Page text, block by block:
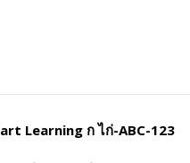
Learning ก ไก่-ABC-123